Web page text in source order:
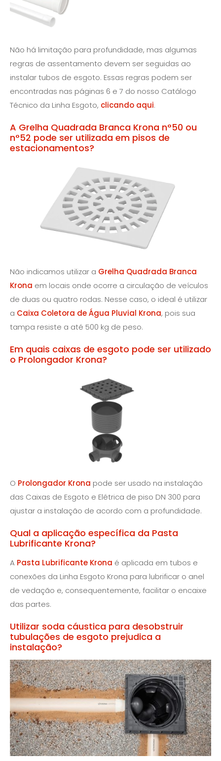
Não há limitação para profundidade, mas algumas
regras de assentamento devem ser seguidas ao
instalar tubos de esgoto. Essas regras podem ser
encontradas nas páginas 6 e 7 do nosso Catálogo
Técnico da Linha Esgoto, clicando aqui.
A Grelha Quadrada Branca Krona n°50 ou
n°52 pode ser utilizada em pisos de
estacionamentos?
Não indicamos utilizar a Grelha Quadrada Branca
Krona em locais onde ocorre a circulação de veículos
de duas ou quatro rodas. Nesse caso, o ideal é utilizar
a Caixa Coletora de Água Pluvial Krona, pois sua
tampa resiste a até 500 kg de peso.
Em quais caixas de esgoto pode ser utilizado
o Prolongador Krona?
O Prolongador Krona pode ser usado na instalação
das Caixas de Esgoto e Elétrica de piso DN 300 para
ajustar a instalação de acordo com a profundidade.
Qual a aplicação específica da Pasta
Lubrificante Krona?
A Pasta Lubrificante Krona é aplicada em tubos e
conexões da Linha Esgoto Krona para lubrificar o anel
de vedação e, consequentemente, facilitar o encaixe
das partes.
Utilizar soda cáustica para desobstruir
tubulações de esgoto prejudica a
instalação?